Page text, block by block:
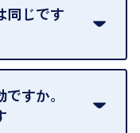
同じです
ため、査定した日
ざいます。
すか。